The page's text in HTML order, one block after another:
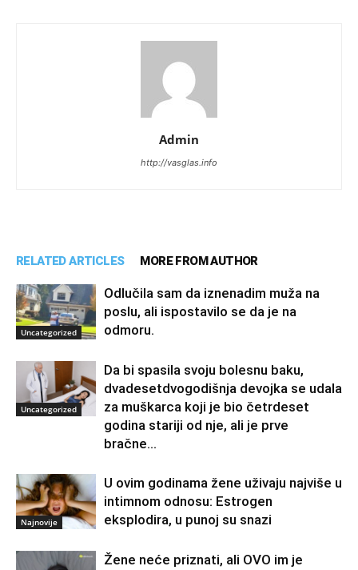
Admin
http://vasglas.info
RELATED ARTICLES MORE FROM AUTHOR
Uncategorized
Odlučila sam da iznenadim muža na
poslu, ali ispostavilo se da je na
odmoru.
Uncategorized
Da bi spasila svoju bolesnu baku,
dvadesetdvogodišnja devojka se udala
za muškarca koji je bio četrdeset
godina stariji od nje, ali je prve
bračne...
Najnovije
U ovim godinama žene uživaju najviše u
intimnom odnosu: Estrogen
eksplodira, u punoj su snazi
Žene neće priznati, ali OVO im je